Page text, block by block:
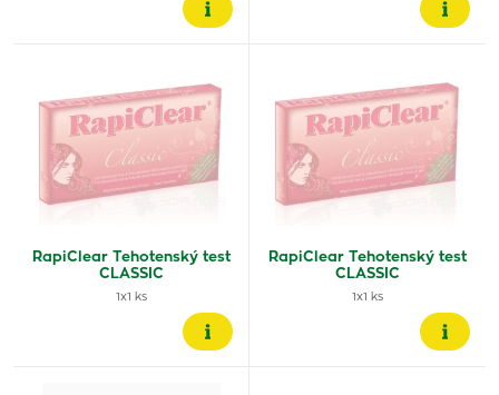
RapiClear Tehotenský test
CLASSIC
1x1 ks
RapiClear Tehotenský test
CLASSIC
1x1 ks